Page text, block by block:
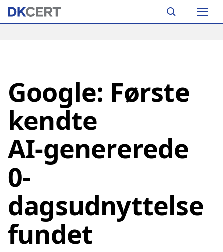
Skip
Main
Google: Første
kendte
AI‑genererede
0-
dagsudnyttelse
fundet